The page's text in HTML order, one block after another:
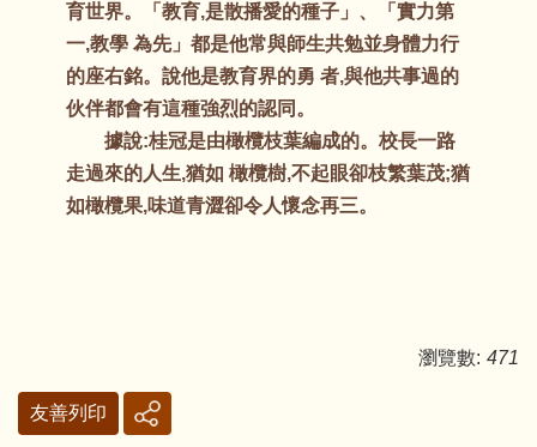
育世界。「教育,是散播愛的種子」、「實力第
一,教學 為先」都是他常與師生共勉並身體力行
的座右銘。說他是教育界的勇 者,與他共事過的
伙伴都會有這種強烈的認同。
據說:桂冠是由橄欖枝葉編成的。校長一路
走過來的人生,猶如 橄欖樹,不起眼卻枝繁葉茂;猶
如橄欖果,味道青澀卻令人懷念再三。
瀏覽數: 471
友善列印